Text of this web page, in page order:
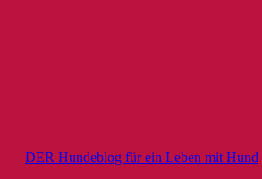
DER Hundeblog für ein Leben mit Hund